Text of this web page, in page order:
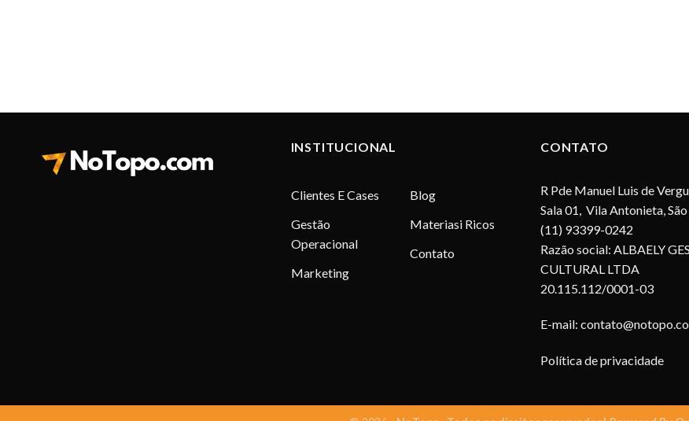
INSTITUCIONAL
Clientes E Cases
Gestão
Operacional
Marketing
Blog
Materiasi Ricos
Contato
CONTATO
R Pde Manuel Luis de
Sala 01, Vila Antonieta,
(11) 93399-0242
Razão social: ALBAELY
CULTURAL LTDA
20.115.112/0001-03
E-mail:
Política de privacidade